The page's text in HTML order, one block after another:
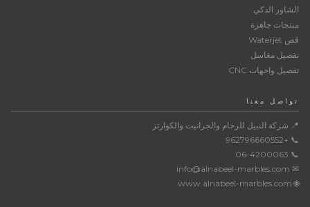
الشاور الذكي
منتجات جاهزة
قص Waterjet
تفصيل مغاسل
تفصيل واجهات CNC
تواصل معنا
📍 شركة النبيل للرخام والجرانيت والكوارتز
📞 +962796660552
📞 06-4200063
✉ info@alnabeel-marbles.com
🌐 www.alnabeel-marbles.com